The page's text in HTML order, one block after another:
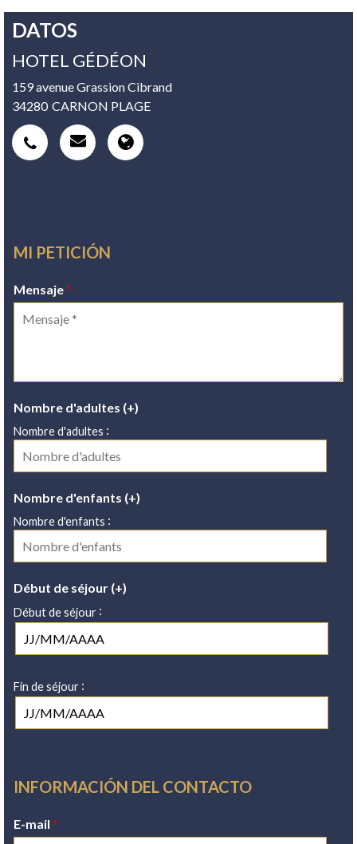
DATOS
HOTEL GÉDÉON
159 avenue Grassion Cibrand
34280 CARNON PLAGE
MI PETICIÓN
Mensaje *
Nombre d'adultes (+)
Nombre d'adultes :
Nombre d'enfants (+)
Nombre d'enfants :
Début de séjour (+)
Début de séjour :
Fin de séjour :
INFORMACIÓN DEL CONTACTO
E-mail *